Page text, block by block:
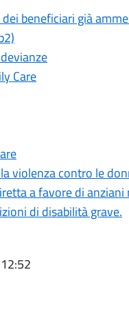
beneficiari già
Care
violenza contro le
a favore di
di disabilità grave.